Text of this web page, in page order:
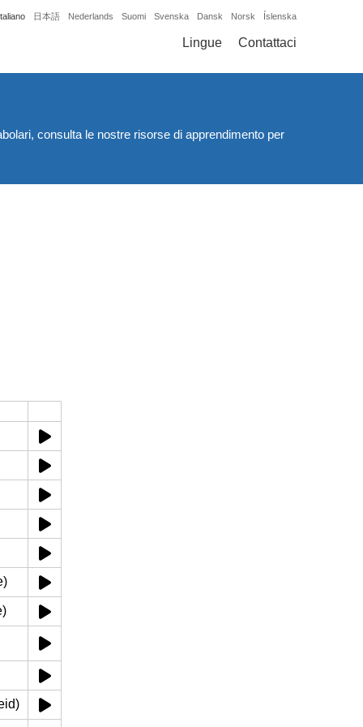
日本語 Nederlands Suomi Svenska Dansk Norsk Íslenska
Lingue Contattaci
consulta le nostre risorse di apprendimento per